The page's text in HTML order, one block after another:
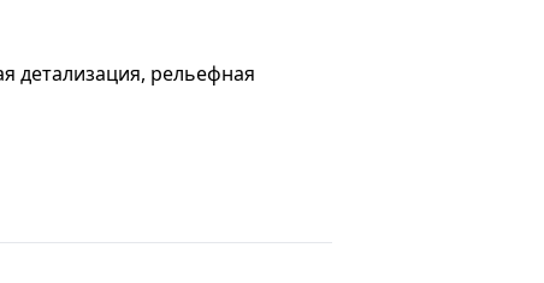
детализация, рельефная